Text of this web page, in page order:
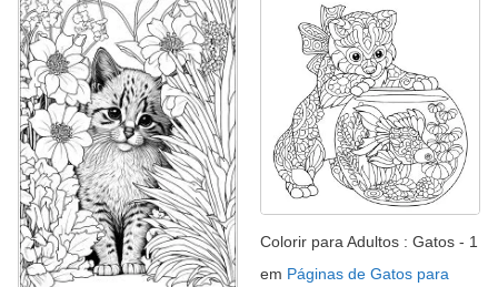
Colorir para Adultos : Gatos - 1
em Páginas de Gatos para